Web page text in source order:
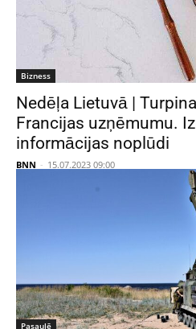
Bizness
Nedēļa Lietuvā |
Francijas uzņēmumu.
informācijas noplūdi
BNN - 15.07.2023 09:00
Pasaulē